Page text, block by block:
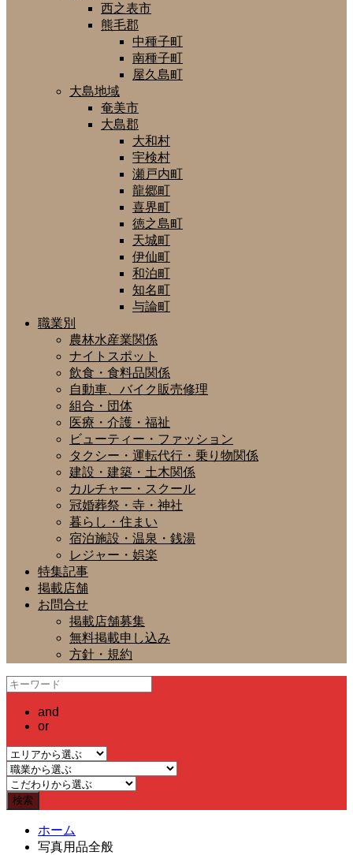
西之表市
熊毛郡
中種子町
南種子町
屋久島町
大島地域
奄美市
大島郡
大和村
宇検村
瀬戸内町
龍郷町
喜界町
徳之島町
天城町
伊仙町
和泊町
知名町
与論町
職業別
農林水産業関係
ナイトスポット
飲食・食料品関係
自動車、バイク販売修理
組合・団体
医療・介護・福祉
ビューティー・ファッション
タクシー・運転代行・乗り物関係
建設・建築・土木関係
カルチャー・スクール
冠婚葬祭・寺・神社
暮らし・住まい
宿泊施設・温泉・銭湯
レジャー・娯楽
特集記事
掲載店舗
お問合せ
掲載店舗募集
無料掲載申し込み
方針・規約
and
or
ホーム
写真用品全般